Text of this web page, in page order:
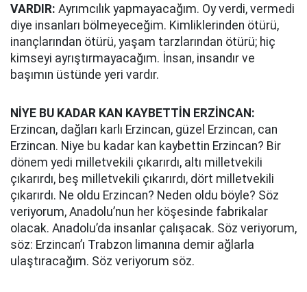
VARDIR: Ayrımcılık yapmayacağım. Oy verdi, vermedi
diye insanları bölmeyeceğim. Kimliklerinden ötürü,
inançlarından ötürü, yaşam tarzlarından ötürü; hiç
kimseyi ayrıştırmayacağım. İnsan, insandır ve
başımın üstünde yeri vardır.
NİYE BU KADAR KAN KAYBETTİN ERZİNCAN:
Erzincan, dağları karlı Erzincan, güzel Erzincan, can
Erzincan. Niye bu kadar kan kaybettin Erzincan? Bir
dönem yedi milletvekili çıkarırdı, altı milletvekili
çıkarırdı, beş milletvekili çıkarırdı, dört milletvekili
çıkarırdı. Ne oldu Erzincan? Neden oldu böyle? Söz
veriyorum, Anadolu’nun her köşesinde fabrikalar
olacak. Anadolu’da insanlar çalışacak. Söz veriyorum,
söz: Erzincan’ı Trabzon limanına demir ağlarla
ulaştıracağım. Söz veriyorum söz.